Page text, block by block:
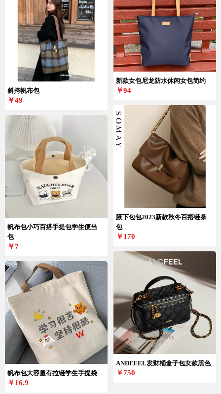
斜挎帆布包
￥49
帆布包小巧百搭手提包学生便当
包
￥7
帆布包大容量有拉链学生手提袋
￥16.9
新款女包尼龙防水休闲女包简约
￥94
腋下包包2023新款秋冬百搭链条
包
￥170
ANDFEEL发财桶盒子包女款黑色
￥750